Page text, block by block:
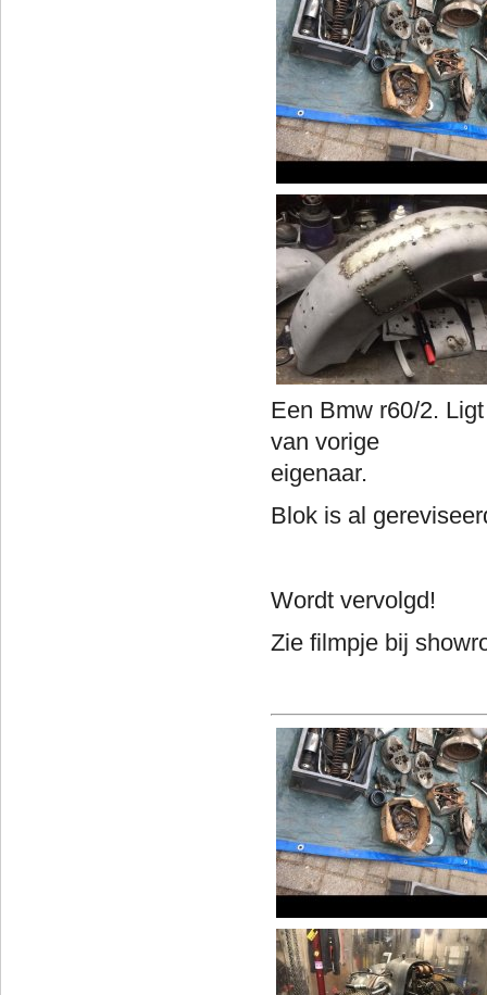
Een Bmw r60/2.
van vorige
Blok is al
Wordt vervolgd!
Zie filmpje bij